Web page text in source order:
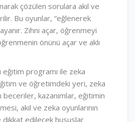
çözülen sorulara akıl ve
Bu oyunlar, “eğlenerek
Zihni açar, öğrenmeyi
önünü açar ve aklı
eğitim programı ile zeka
eğitim ve öğretimdeki yeri, zeka
beceriler, kazanımlar, eğitimin
akıl ve zeka oyunlarının
edilecek hususlar